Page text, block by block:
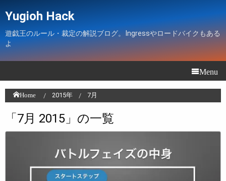
Yugioh Hack
遊戯王のルール・裁定の解説ブログ。Ingressやロードバイクもある
よ
Menu
Home 2015年 7月
「7月 2015」の一覧